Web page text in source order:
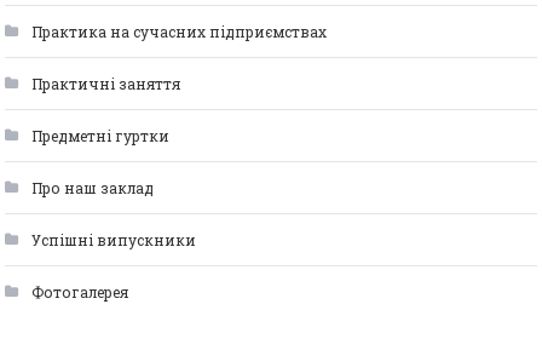
Практика на сучасних підприємствах
Практичні заняття
Предметні гуртки
Про наш заклад
Успішні випускники
Фотогалерея